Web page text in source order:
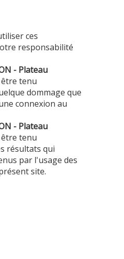
ces
responsabilité
- Plateau
tenu
dommage que
connexion au
- Plateau
tenu
résultats qui
par l'usage des
site.